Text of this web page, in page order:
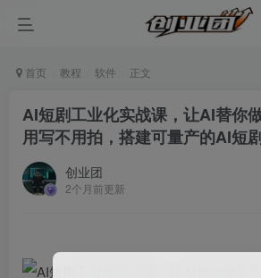
首页 教程 软件 正文
AI短剧工业化实战课，让AI替你
用写不用拍，搭建可量产的AI短
创业团
2个月前更新